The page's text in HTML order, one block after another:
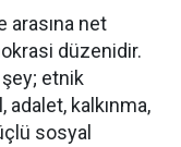
arasına net
düzenidir.
etnik
adalet, kalkınma,
sosyal